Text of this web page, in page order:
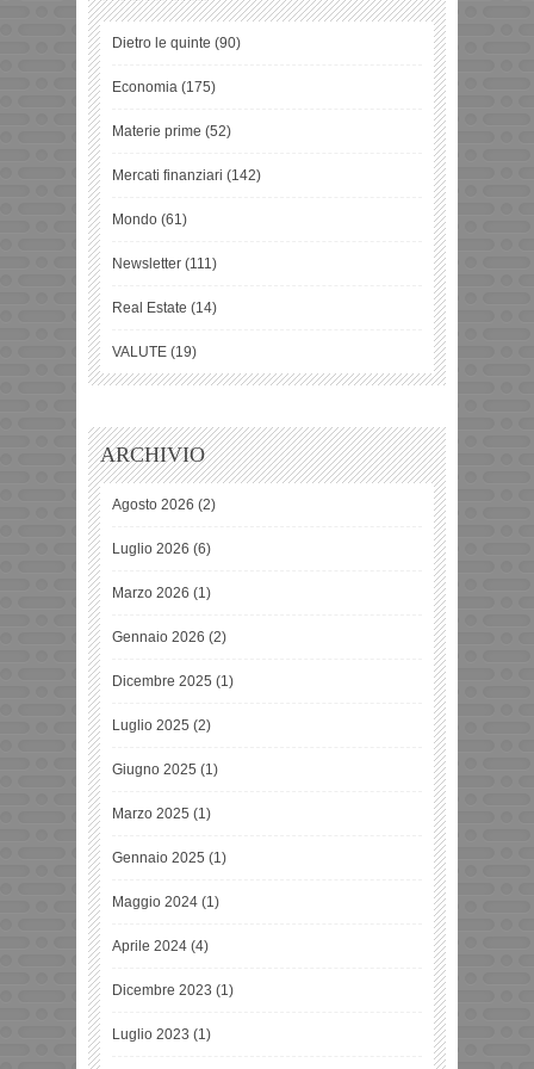
Dietro le quinte (90)
Economia (175)
Materie prime (52)
Mercati finanziari (142)
Mondo (61)
Newsletter (111)
Real Estate (14)
VALUTE (19)
ARCHIVIO
Agosto 2026 (2)
Luglio 2026 (6)
Marzo 2026 (1)
Gennaio 2026 (2)
Dicembre 2025 (1)
Luglio 2025 (2)
Giugno 2025 (1)
Marzo 2025 (1)
Gennaio 2025 (1)
Maggio 2024 (1)
Aprile 2024 (4)
Dicembre 2023 (1)
Luglio 2023 (1)